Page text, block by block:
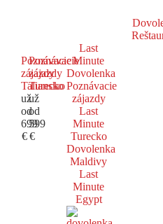
Poznávacie
zájazdy
Taliansko
už
od
699
€
Poznávacie
zájazdy
Turecko
už
od
599
€
Last
Minute
Dovolenka
Poznávacie
zájazdy
Last
Minute
Turecko
Dovolenka
Maldivy
Last
Minute
Egypt